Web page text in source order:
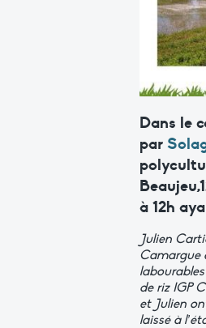
Dans le
par
à 12h
Julien
Camargue
de riz IGP
et Julien
laissé à